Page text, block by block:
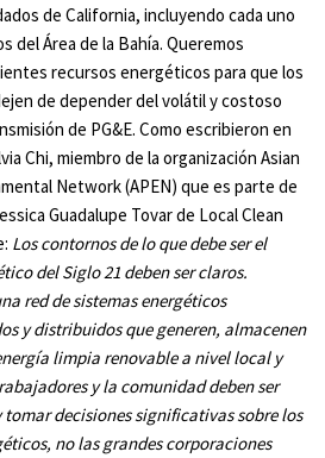
de California, incluyendo cada uno
del Área de la Bahía. Queremos
recursos energéticos para que los
de depender del volátil y costoso
de PG&E. Como escribieron en
Chi, miembro de la organización Asian
Network (APEN) que es parte de
Guadalupe Tovar de Local Clean
Los contornos de lo que debe ser el
del Siglo 21 deben ser claros.
red de sistemasenergéticos
y distribuidos que generen, almacenen
limpia renovable a nivel local y
y la comunidad deben ser
tomar decisiones significativas sobre los
no las grandes corporaciones